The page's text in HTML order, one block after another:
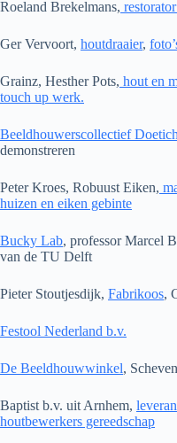
Roeland Brekelmans,
Ger Vervoort, houtdraaier,
Grainz, Hesther Pots, hout en
touch up werk.
Beeldhouwerscollectief
demonstreren
Peter Kroes, Robuust Eiken,
huizen en eiken gebinte
Bucky Lab, professor Marcel
van de TU Delft
Pieter Stoutjesdijk, Fabrikoos,
Festool Nederland b.v.
De Beeldhouwwinkel,
Baptist b.v. uit Arnhem,
houtbewerkers gereedschap